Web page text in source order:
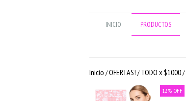
INICIO PRODUCTOS
Inicio /OFERTAS! / TODO x $1000/
12 % OFF